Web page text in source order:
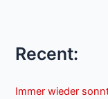
Recent:
Immer wieder